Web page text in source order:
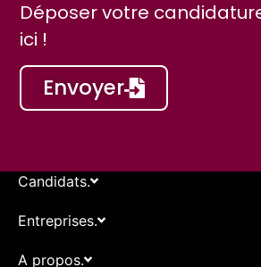
Déposer votre
ici !
Envoyer
Candidats.
Entreprises.
A propos.